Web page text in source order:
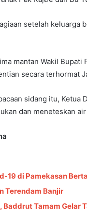
setelah keluarga
mantan Wakil Bupati
secara terhormat
sidang itu, Ketua
dan meneteskan air
19 di Pamekasan
Terendam Banjir
Baddrut Tamam Gelar